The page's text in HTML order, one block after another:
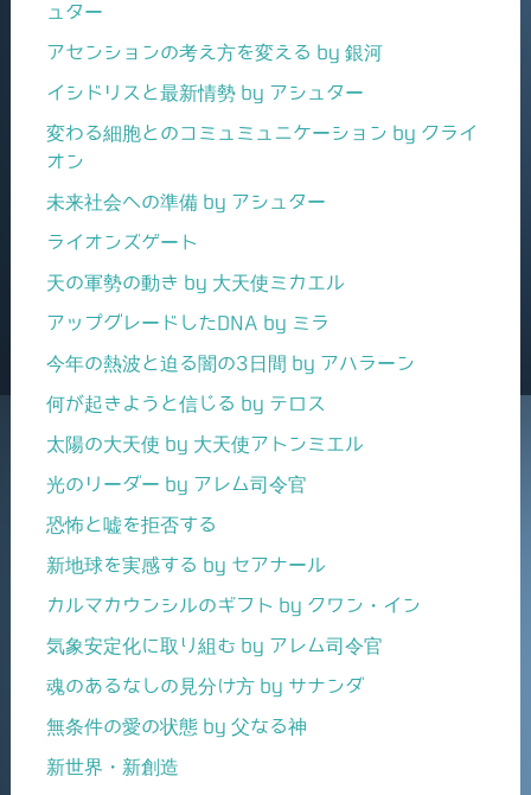
ュター
アセンションの考え方を変える by 銀河
イシドリスと最新情勢 by アシュター
変わる細胞とのコミュミュニケーション by クライ
オン
未来社会への準備 by アシュター
ライオンズゲート
天の軍勢の動き by 大天使ミカエル
アップグレードしたDNA by ミラ
今年の熱波と迫る闇の3日間 by アハラーン
何が起きようと信じる by テロス
太陽の大天使 by 大天使アトンミエル
光のリーダー by アレム司令官
恐怖と嘘を拒否する
新地球を実感する by セアナール
カルマカウンシルのギフト by クワン・イン
気象安定化に取り組む by アレム司令官
魂のあるなしの見分け方 by サナンダ
無条件の愛の状態 by 父なる神
新世界・新創造